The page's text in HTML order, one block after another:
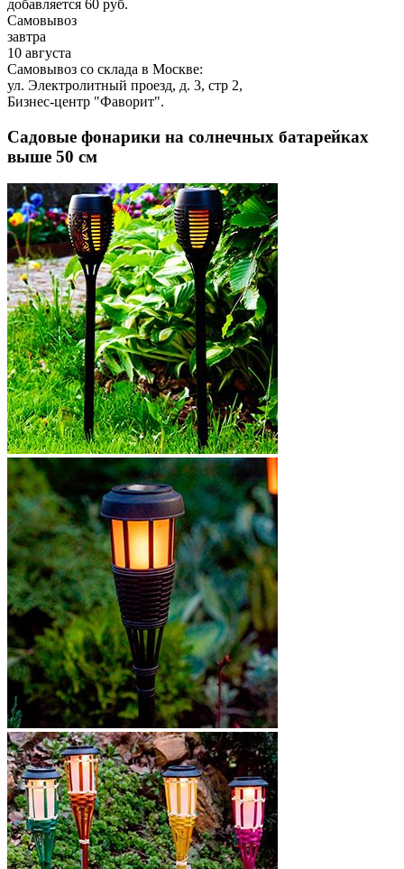
добавляется 60 руб.
Самовывоз
завтра
10 августа
Самовывоз со склада в Москве:
ул. Электролитный проезд, д. 3, стр 2,
Бизнес-центр "Фаворит".
Садовые фонарики на солнечных батарейках
выше 50 см